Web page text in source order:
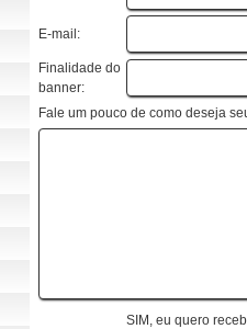
E-mail:
Finalidade do
banner:
Fale um pouco de como deseja
SIM, eu quero